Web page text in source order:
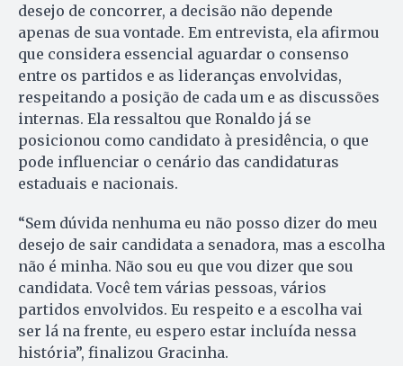
desejo de concorrer, a decisão não depende
apenas de sua vontade. Em entrevista, ela afirmou
que considera essencial aguardar o consenso
entre os partidos e as lideranças envolvidas,
respeitando a posição de cada um e as discussões
internas. Ela ressaltou que Ronaldo já se
posicionou como candidato à presidência, o que
pode influenciar o cenário das candidaturas
estaduais e nacionais.
“Sem dúvida nenhuma eu não posso dizer do meu
desejo de sair candidata a senadora, mas a escolha
não é minha. Não sou eu que vou dizer que sou
candidata. Você tem várias pessoas, vários
partidos envolvidos. Eu respeito e a escolha vai
ser lá na frente, eu espero estar incluída nessa
história”, finalizou Gracinha.